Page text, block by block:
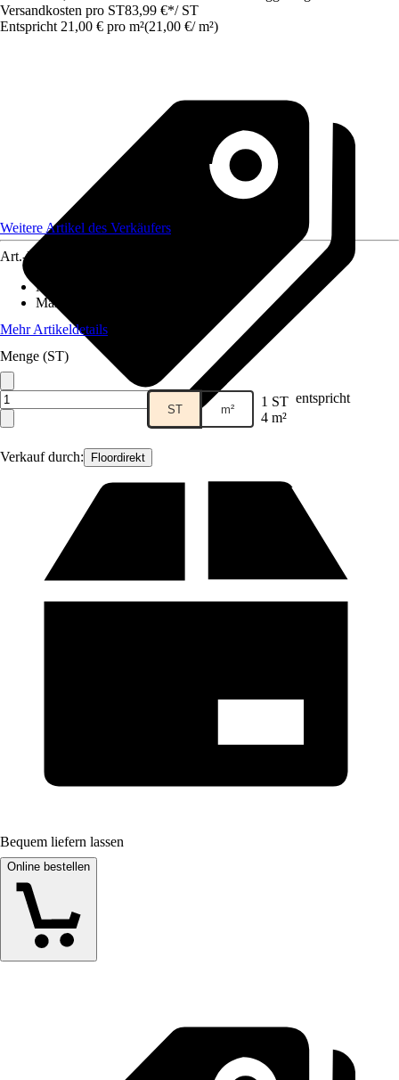
Versandkosten pro ST83,99 €*/ ST
Entspricht 21,00 € pro m²(21,00 €/ m²)
Verkauf durch: Floordirekt
Weitere Artikel des Verkäufers
Art.-Nr.
Material
Maße (BxL)
Mehr Artikeldetails
Menge (ST)
ST m² 1 ST entspricht
4 m²
Bequem liefern lassen
Online bestellen